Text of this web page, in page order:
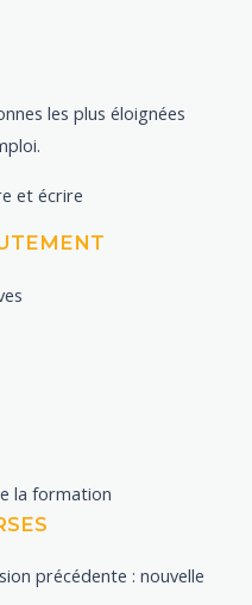
les plus éloignées
et écrire
la formation
précédente : nouvelle